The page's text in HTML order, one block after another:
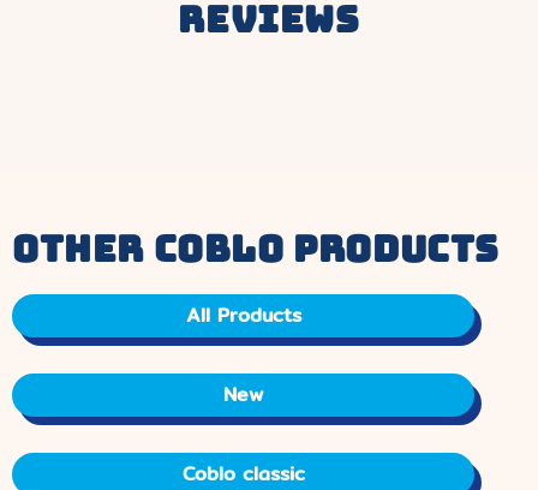
Reviews
other coblo products
All Products
New
Coblo classic